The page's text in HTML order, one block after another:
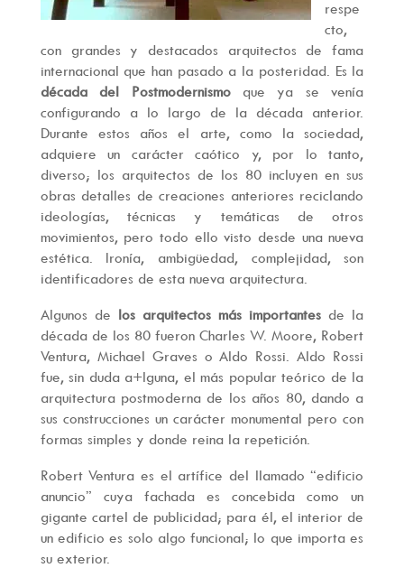
respe
cto,
con grandes y destacados arquitectos de fama
internacional que han pasado a la posteridad. Es la
década del Postmodernismoque ya se venía
configurando a lo largo de la década anterior.
Durante estos años el arte, como la sociedad,
adquiere un carácter caótico y, por lo tanto,
diverso; los arquitectos de los 80 incluyen en sus
obras detalles de creaciones anteriores reciclando
ideologías, técnicas y temáticas de otros
movimientos, pero todo ello visto desde una nueva
estética. Ironía, ambigüedad, complejidad, son
identificadores de esta nueva arquitectura.
Algunos de los arquitectos más importantes de la
década de los 80 fueron Charles W. Moore, Robert
Ventura, Michael Graves o Aldo Rossi. Aldo Rossi
fue, sin duda a+lguna, el más popular teórico de la
arquitectura postmoderna de los años 80, dando a
sus construcciones un carácter monumental pero con
formas simples y donde reina la repetición.
Robert Ventura es el artífice del llamado “edificio
anuncio” cuya fachada es concebida como un
gigante cartel de publicidad; para él, el interior de
un edificio es solo algo funcional; lo que importa es
su exterior.